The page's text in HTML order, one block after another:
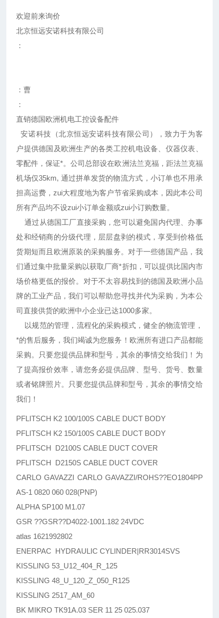
欢迎前来询价
北京恒远安诺科技有限公司
：
：曹
：
直销德国欧洲机电工控设备配件
安诺科技（北京恒远安诺科技有限公司），致力于为客
户提供德国及欧洲生产的各类工控机电设备、仪器仪表、
零配件，保证*。公司总部设在欧洲法兰克福，距法兰克福
机场仅35km, 通过拼单发货的物流方式，小订单也不用承
担高运费，zui大程度地为客户节省采购成本，因此本公司
所有产品均不设zui小订单金额或zui小订购数量。
通过从德国工厂直接采购，您可以避免国内代理、办事
处和经销商的分级代理，层层盘剥的模式，享受到价格低
货期短而且欧洲原装的采购服务。对于一些德国产品，我
们通过集中批量采购以获取厂商*折扣，可以提供比国内市
场价格更低的报价。对于不太容易找到的德国及欧洲小品
牌的工业产品，我们可以帮助您寻找并代为采购，为本公
司直接供货的欧洲中小企业已达1000多家。
以规范的管理，流程化的采购模式，健全的物流管理，
*的售后服务，我们竭诚为您服务！欧洲所有进口产品都能
采购。只要您提供品牌和型号，其余的事情交给我们！为
了提高报价效率，请您务必提供品牌、型号、货号、数量
或者铭牌照片。只要您提供品牌和型号，其余的事情交给
我们！
PFLITSCH K2 100/100S CABLE DUCT BODY
PFLITSCH K2 150/100S CABLE DUCT BODY
PFLITSCH D2100S CABLE DUCT COVER
PFLITSCH D2150S CABLE DUCT COVER
CARLO GAVAZZI CARLO GAVAZZI/ROHS??EO1804PP
AS-1 0820 060 028(PNP)
ALPHA SP100 M1.07
GSR ??GSR??D4022-1001.182 24VDC
atlas 1621992802
ENERPAC HYDRAULIC CYLINDER|RR3014SVS
KISSLING 53_U12_404_R_125
KISSLING 48_U_120_Z_050_R125
KISSLING 2517_AM_60
BK MIKRO TK91A.03 SER 11 25 025.037